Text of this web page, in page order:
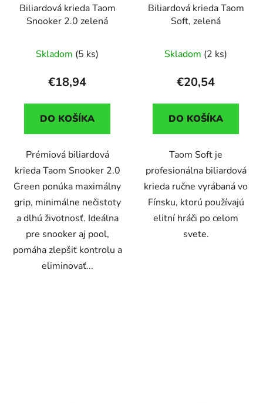
Biliardová krieda Taom
Snooker 2.0 zelená
Skladom (5 ks)
€18,94
DO KOŠÍKA
Prémiová biliardová
krieda Taom Snooker 2.0
Green ponúka maximálny
grip, minimálne nečistoty
a dlhú životnosť. Ideálna
pre snooker aj pool,
pomáha zlepšiť kontrolu a
eliminovať...
Biliardová krieda Taom
Soft, zelená
Skladom (2 ks)
€20,54
DO KOŠÍKA
Taom Soft je
profesionálna biliardová
krieda ručne vyrábaná vo
Fínsku, ktorú používajú
elitní hráči po celom
svete.